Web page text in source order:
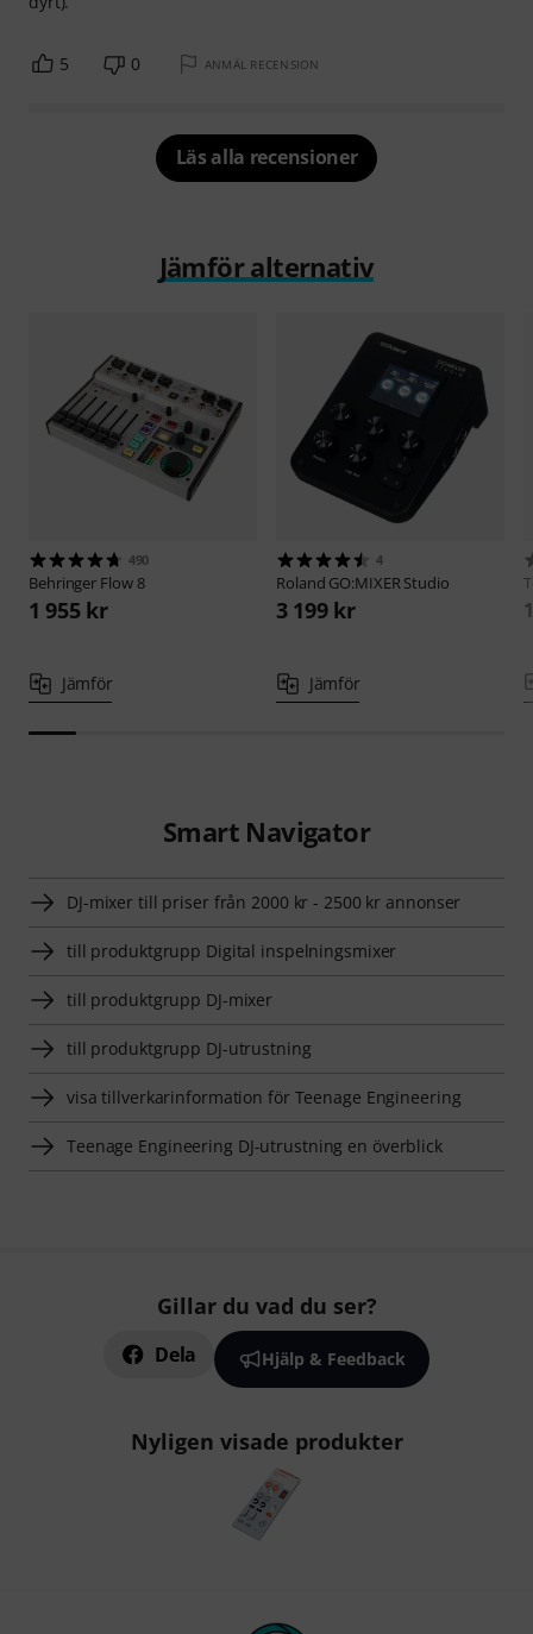
5 0 ANMÄL RECENSION
Läs alla recensioner
Jämför alternativ
490
Behringer Flow 8
1 955 kr
Jämför
4
Roland GO:MIXER Studio
3 199 kr
Jämför
Smart Navigator
DJ-mixer till priser från 2000 kr - 2500 kr annonser
till produktgrupp Digital inspelningsmixer
till produktgrupp DJ-mixer
till produktgrupp DJ-utrustning
visa tillverkarinformation för Teenage Engineering
Teenage Engineering DJ-utrustning en överblick
Gillar du vad du ser?
Dela Hjälp & Feedback
Nyligen visade produkter